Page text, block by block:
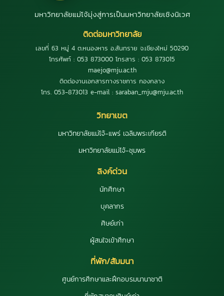
มหาวิทยาลัยแม่โจ้มุ่งสู่การเป็นมหาวิทยาลัยเชิงนิเวศ
ติดต่อมหาวิทยาลัย
เลขที่ 63 หมู่ 4 ต.หนองหาร อ.สันทราย จ.เชียงใหม่ 50290
โทรศัพท์ : 053 873000 โทรสาร : 053 873015
maejo@mju.ac.th
ติดต่องานเอกสารทางราชการ กองกลาง
โทร. 053-873013 e-mail : saraban_mju@mju.ac.th
วิทยาเขต
มหาวิทยาลัยแม่โจ้-แพร่ เฉลิมพระเกียรติ
มหาวิทยาลัยแม่โจ้-ชุมพร
ลิงค์ด่วน
นักศึกษา
บุคลากร
ศิษย์เก่า
ผู้สนใจเข้าศึกษา
ที่พัก/สัมมนา
ศูนย์การศึกษาและฝึกอบรมนานาชาติ